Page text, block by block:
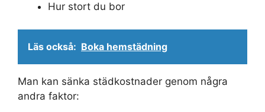
Hur stort du bor
Läs också: Boka hemstädning
Man kan sänka städkostnader genom några
andra faktor: